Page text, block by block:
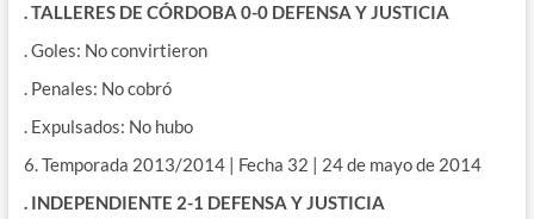
. TALLERES DE CÓRDOBA 0-0 DEFENSA Y JUSTICIA
. Goles: No convirtieron
. Penales: No cobró
. Expulsados: No hubo
6. Temporada 2013/2014 | Fecha 32 | 24 de mayo de 2014
. INDEPENDIENTE 2-1 DEFENSA Y JUSTICIA